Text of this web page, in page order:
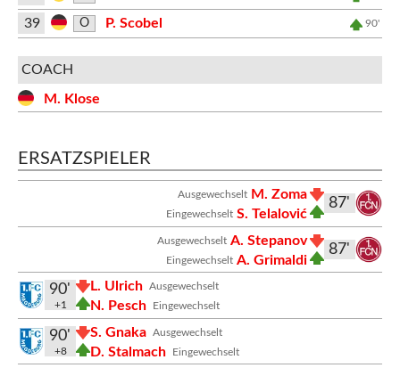
39
O P. Scobel 90'
COACH
M. Klose
ERSATZSPIELER
87'
Ausgewechselt M. Zoma
Eingewechselt S. Telalović
87'
Ausgewechselt A. Stepanov
Eingewechselt A. Grimaldi
Ausgewechselt
L. Ulrich
Eingewechselt
N. Pesch
90'
+1
Ausgewechselt
S. Gnaka
Eingewechselt
D. Stalmach
90'
+8